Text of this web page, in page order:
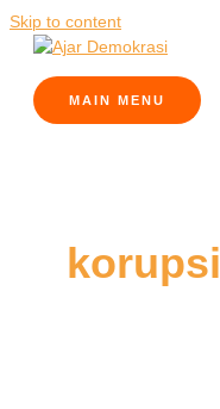
Skip to content
MAIN MENU
korupsi